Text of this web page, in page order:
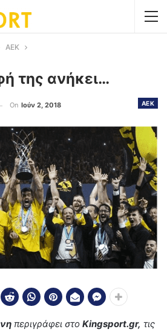
AEK
της ανήκει…
AEK
On Ιούν 2, 2018
περιγράφει στο Kingsport.gr, τις